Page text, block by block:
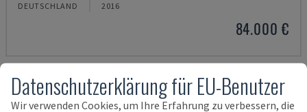
DEUTSCHLAND 2016
84.000 €
Datenschutzerklärung für EU-Benutzer
Wir verwenden Cookies, um Ihre Erfahrung zu verbessern, die